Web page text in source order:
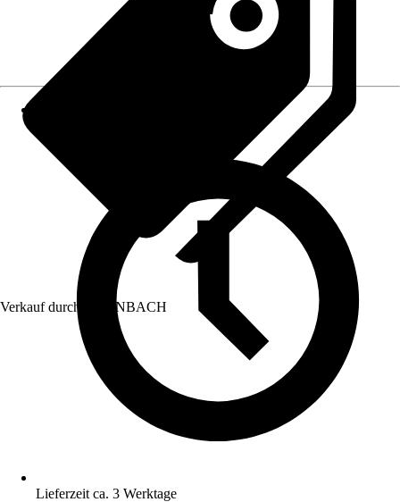
Verkauf durch: HORNBACH
Lieferzeit ca. 3 Werktage